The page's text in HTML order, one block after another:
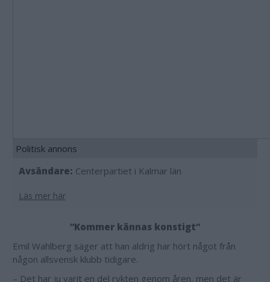
Politisk annons
Avsändare: Centerpartiet i Kalmar län
Läs mer här
”Kommer kännas konstigt”
Emil Wahlberg säger att han aldrig har hört något från
någon allsvensk klubb tidigare.
– Det har ju varit en del rykten genom åren, men det är